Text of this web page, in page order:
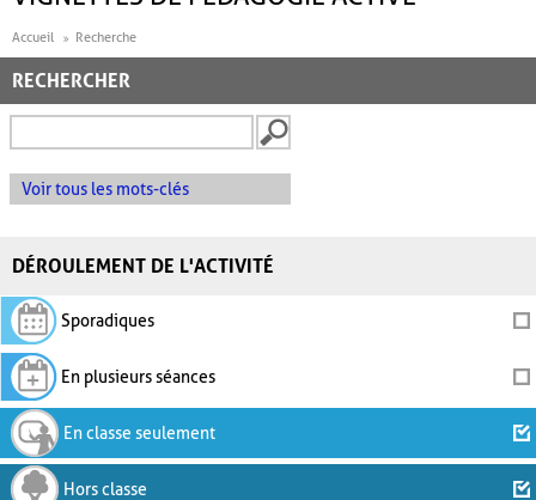
Accueil Recherche
RECHERCHER
Voir tous les mots-clés
DÉROULEMENT DE L'ACTIVITÉ
Sporadiques
En plusieurs séances
En classe seulement
Hors classe